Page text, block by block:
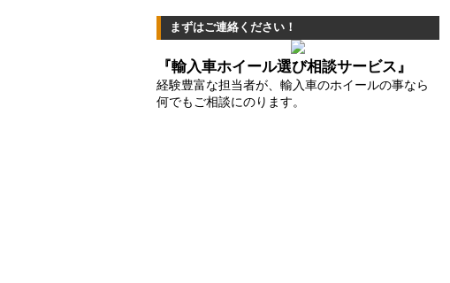
まずはご連絡ください！
『輸入車ホイール選び相談サービス』
経験豊富な担当者が、輸入車のホイールの事なら
何でもご相談にのります。